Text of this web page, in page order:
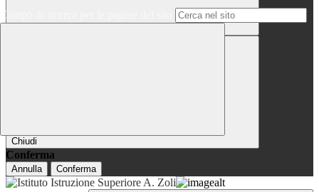
Chiudi
Conferma
Annulla Conferma
Campo di ricerca per le pagine del sito